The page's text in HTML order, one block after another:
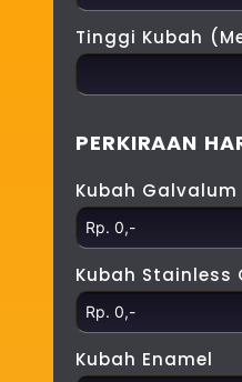
Tinggi Kubah
PERKIRAAN
Kubah Galvalum
Kubah Stainless
Kubah Enamel